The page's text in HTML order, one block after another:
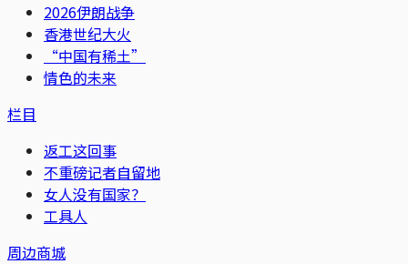
2026伊朗战争
香港世纪大火
“中国有稀土”
情色的未来
栏目
返工这回事
不重磅记者自留地
女人没有国家？
工具人
周边商城